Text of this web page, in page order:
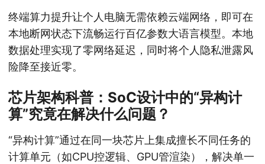
终端算力提升让个人电脑无需依赖云端网络，即可在
本地断网状态下流畅运行百亿参数大语言模型。本地
数据处理实现了零网络延迟，同时将个人隐私泄露风
险降至接近零。
芯片架构科普：SoC设计中的“异构计
算”究竟在解决什么问题？
“异构计算”通过在同一块芯片上集成擅长不同任务的
计算单元（如CPU控逻辑、GPU管渲染），解决单一